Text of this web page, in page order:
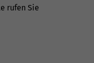
rufen Sie